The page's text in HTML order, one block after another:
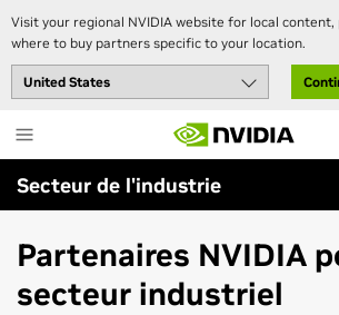
Visit your regional NVIDIA website for local content,
where to buy partners specific to your location.
to
main
content
Secteur de l'industrie
Partenaires NVIDIA
secteur industriel